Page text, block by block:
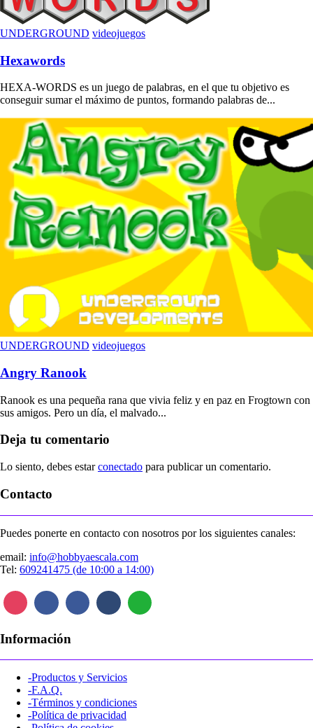
UNDERGROUND videojuegos
Hexawords
HEXA-WORDS es un juego de palabras, en el que tu objetivo es
conseguir sumar el máximo de puntos, formando palabras de...
UNDERGROUND videojuegos
Angry Ranook
Ranook es una pequeña rana que vivia feliz y en paz en Frogtown con
sus amigos. Pero un día, el malvado...
Deja tu comentario
Lo siento, debes estarconectado para publicar un comentario.
Contacto
Puedes ponerte en contacto con nosotros por los siguientes canales:
email: info@hobbyaescala.com
Tel: 609241475 (de 10:00 a 14:00)
Información
-Productos y Servicios
-F.A.Q.
-Términos y condiciones
-Política de privacidad